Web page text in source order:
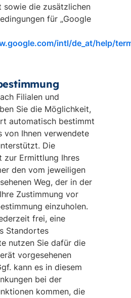
sowie die zusätzlichen
für „Google
intl/de_at/help/
Filialen und
Sie die Möglichkeit,
automatisch bestimmt
von Ihnen verwendete
Die
zur Ermittlung Ihres
den vom jeweiligen
Weg, der in der
Zustimmung vor
einzuholen.
frei, eine
Standortes
nutzen Sie dafür die
vorgesehenen
kann es in diesem
bei der
kommen, die